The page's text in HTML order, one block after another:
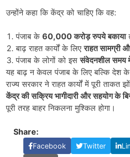
उन्होंने कहा कि केंद्र को चाहिए कि वह:
पंजाब के 60,000करोड़ रुपये बकाया
बाढ़ राहत कार्यों के लिएराहत सामग्री
पंजाब के लोगों को इससंवेदनशील समय
यह बाढ़ न केवल पंजाब के लिए बल्कि देश
राज्य सरकार ने राहत कार्यों में पूरी ताकत
केंद्र की सक्रिय भागीदारी और सहयोग के
पूरी तरह बाहर निकलना मुश्किल होगा।
Share:
Facebook Twitter